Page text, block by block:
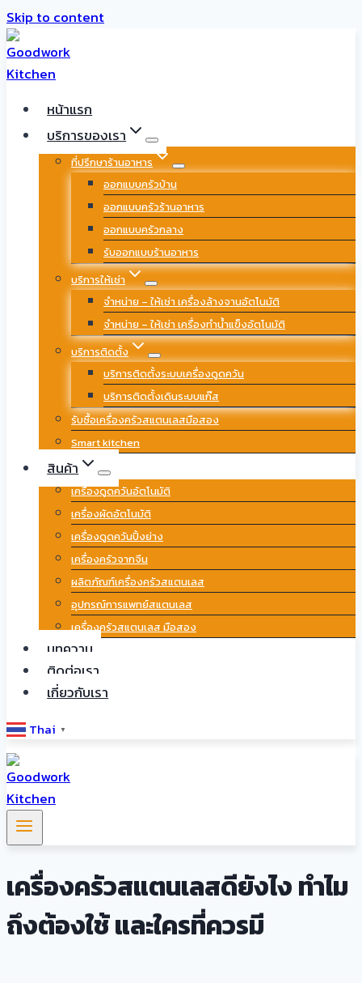
Skip to content
หน้าแรก
บริการของเรา
ที่ปรึกษาร้านอาหาร
ออกแบบครัวบ้าน
ออกแบบครัวร้านอาหาร
ออกแบบครัวกลาง
รับออกแบบร้านอาหาร
บริการให้เช่า
จำหน่าย – ให้เช่า เครื่องล้างจานอัตโนมัติ
จำหน่าย – ให้เช่า เครื่องทำน้ำแข็งอัตโนมัติ
บริการติดตั้ง
บริการติดตั้งระบบเครื่องดูดควัน
บริการติดตั้งเดินระบบแก๊ส
รับซื้อเครื่องครัวสแตนเลสมือสอง
Smart kitchen
สินค้า
เครื่องดูดควันอัตโนมัติ
เครื่องผัดอัตโนมัติ
เครื่องดูดควันปิ้งย่าง
เครื่องครัวจากจีน
ผลิตภัณฑ์เครื่องครัวสแตนเลส
อุปกรณ์การแพทย์สแตนเลส
เครื่องครัวสแตนเลส มือสอง
บทความ
ติดต่อเรา
เกี่ยวกับเรา
Thai ▼
เครื่องครัวสแตนเลสดียังไง ทำไม
ถึงต้องใช้ และใครที่ควรมี